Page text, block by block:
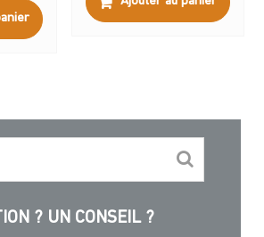
? UN CONSEIL ?